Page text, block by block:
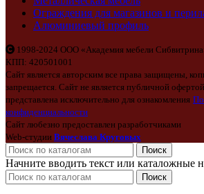
Ограждения для магазинов и
Алюминиевый профиль
1998-2024 ООО «Академия мебели
КПП: 420501001
Сайт является авторским все права защищены,
запрещается. Сайт не является публичной
представлена исключительно для ознакомления
конфиденциальности
Сайт любезно предоставлен разработчиками
Web-студии Вячеслава Круговых
Поиск
Начните вводить текст или каталожные
Поиск